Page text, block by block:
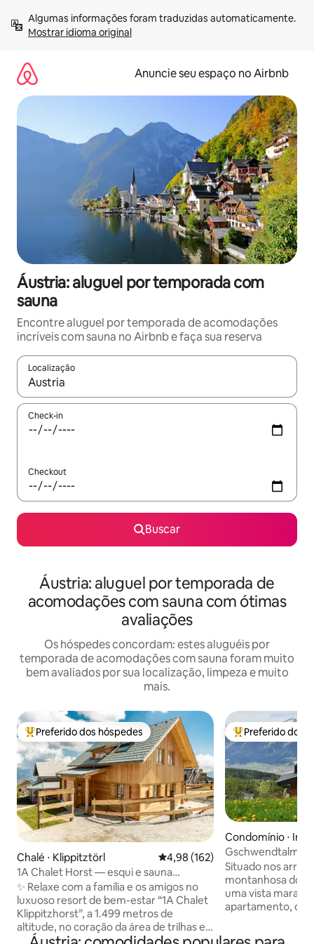
para
Mostrar idioma original
Anuncie seu espaço no Airbnb
Áustria: aluguel por temporada com
sauna
Encontre aluguel por temporada de acomodações
incríveis com sauna no Airbnb e faça sua reserva
Localização
Quando os resultados estiverem disponíveis, explore-os
Check-in
Checkout
Buscar
Áustria: aluguel por temporada de
acomodações com sauna com ótimas
avaliações
Os hóspedes concordam: estes aluguéis por
temporada de acomodações com sauna foram muito
bem avaliados por sua localização, limpeza e muito
mais.
Entre os melhores preferidos dos hóspedes
Preferido dos hóspedes
Chalé ⋅ Klippitztörl 4,98 de uma avaliação média de
4,98 (162)
1A Chalet Horst — esqui e sauna
panorâmica
✨ Relaxe com a família e os amigos no
luxuoso resort de bem-estar “1A Chalet
Klippitzhorst”, a 1.499 metros de
altitude, no coração da área de trilhas e
esqui de Klippitztörl. 🧖‍♂️ O destaque é a
Entre os
Preferido dos
Condomínio ⋅
nd
Gschwendtalm-
Take-Time
Situado nos
montanhosa do
uma vista
apartamento,